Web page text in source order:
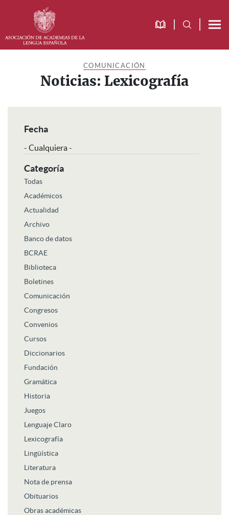
navegación
principal
COMUNICACIÓN
Noticias: Lexicografía
Fecha
Categoría
Todas
Académicos
Actualidad
Archivo
Banco de datos
BCRAE
Biblioteca
Boletines
Comunicación
Congresos
Convenios
Cursos
Diccionarios
Fundación
Gramática
Historia
Juegos
Lenguaje Claro
Lexicografía
Lingüística
Literatura
Nota de prensa
Obituarios
Obras académicas